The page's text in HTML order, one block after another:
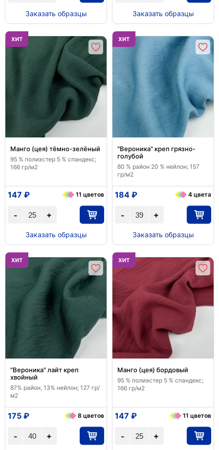
Заказать образцы Заказать образцы
ХИТ
Манго (цея) тёмно-зелёный
95 % полиэстер 5 % спандекс;
166 гр/м2
+
-
147 ₽ 11 цветов
Заказать образцы
ХИТ
"Вероника" креп грязно-
голубой
80 % район 20 % нейлон; 157
гр/м2
+
-
184 ₽ 4 цвета
Заказать образцы
ХИТ
"Вероника" лайт креп
хвойный
87% район, 13% нейлон; 127 гр/
м2
+
-
175 ₽ 8 цветов
ХИТ
Манго (цея) бордовый
95 % полиэстер 5 % спандекс;
166 гр/м2
+
-
147 ₽ 11 цветов